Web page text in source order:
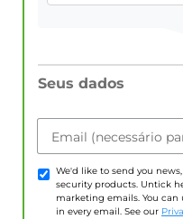
Seus dados
Email (necessário
We'd like to send you
security products. Untick
marketing emails. You
in every email. See our